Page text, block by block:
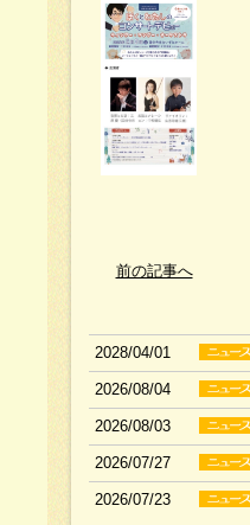
前の記事へ
2028/04/01
2026/08/04
2026/08/03
2026/07/27
2026/07/23